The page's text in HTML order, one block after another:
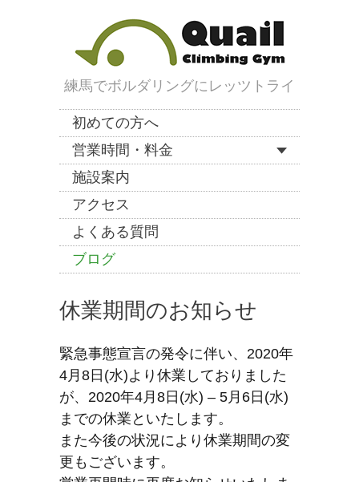
練馬でボルダリングにレッツトライ
初めての方へ
営業時間・料金
施設案内
アクセス
よくある質問
ブログ
休業期間のお知らせ
緊急事態宣言の発令に伴い、2020年
4月8日(水)より休業しておりました
が、2020年4月8日(水) – 5月6日(水)
までの休業といたします。
また今後の状況により休業期間の変
更もございます。